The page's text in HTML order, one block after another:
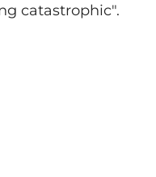
catastrophic".